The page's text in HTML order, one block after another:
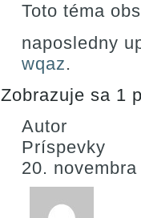
Toto téma
naposledny
wqaz.
Zobrazuje sa 1
Autor
Príspevky
20.